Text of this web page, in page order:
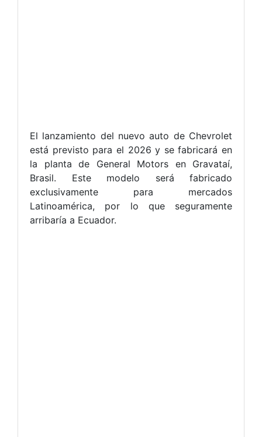
El lanzamiento del nuevo auto de Chevrolet
está previsto para el 2026 y se fabricará en
la planta de General Motors en Gravataí,
Brasil. Este modelo será fabricado
exclusivamente para mercados
Latinoamérica, por lo que seguramente
arribaría a Ecuador.